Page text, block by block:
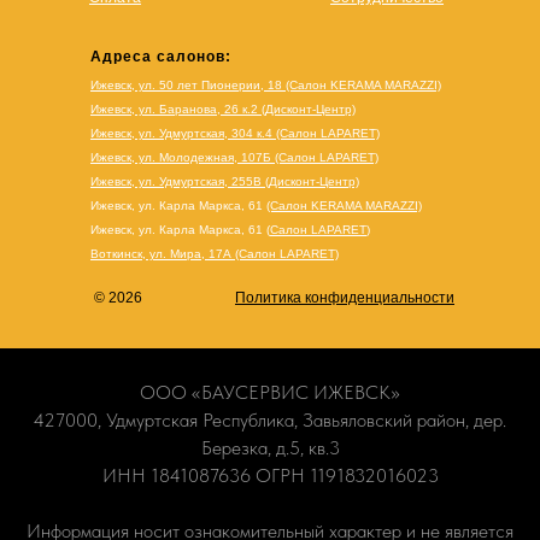
Адреса салонов:
Ижевск, ул. 50 лет Пионерии, 18 (Салон KERAMA MARAZZI)
Ижевск, ул. Баранова, 26 к.2 (Дисконт-Центр)
Ижевск, ул. Удмуртская, 304 к.4 (Салон LAPARET)
Ижевск, ул. Молодежная, 107Б (Салон LAPARET)
Ижевск, ул. Удмуртская, 255В (Дисконт-Центр)
Ижевск, ул. Карла Маркса, 61 (Салон KERAMA MARAZZI)
Ижевск, ул. Карла Маркса, 61 (Салон LAPARET)
Воткинск, ул. Мира, 17А (Салон LAPARET)
© 2026 Политика конфиденциальности
ООО «БАУСЕРВИС ИЖЕВСК»
427000, Удмуртская Республика, Завьяловский район, дер.
Березка, д.5, кв.3
ИНН 1841087636 ОГРН 1191832016023
Информация носит ознакомительный характер и не является